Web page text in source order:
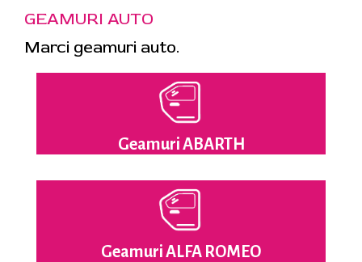
GEAMURI AUTO
Marci geamuri auto.
Geamuri ABARTH
Geamuri ALFA ROMEO